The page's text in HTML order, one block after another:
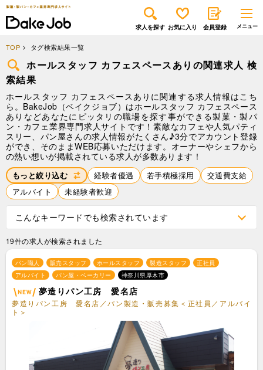
求人を探す お気に入り 会員登録
TOP タグ検索結果一覧
ホールスタッフ カフェスペースありの関連求人 検
索結果
ホールスタッフ カフェスペースありに関連する求人情報はこち
ら。BakeJob（ベイクジョブ）はホールスタッフ カフェスペース
ありなどあなたにピッタリの職場を探す事ができる製菓・製パ
ン・カフェ業界専門求人サイトです！素敵なカフェや人気パティ
スリー、パン屋さんの求人情報がたくさん♪3分でアカウント登録
ができ、そのままWEB応募いただけます。オーナーやシェフから
の熱い想いが掲載されている求人が多数あります！
もっと絞り込む 経験者優遇 若手積極採用
交通費支給
アルバイト
未経験者歓迎
こんなキーワードでも検索されています
19件の求人が検索されました
パン職人 販売スタッフ ホールスタッフ 製造スタッフ
正社員
アルバイト
パン屋・ベーカリー 神奈川県厚木市
夢造りパン工房 愛名店
夢造りパン工房 愛名店／パン製造・販売募集＜正社員／アルバイ
ト＞